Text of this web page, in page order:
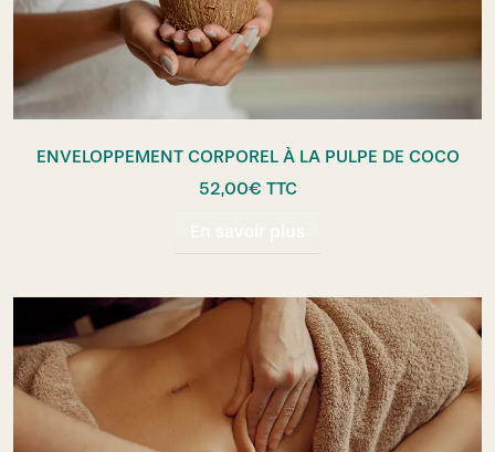
ENVELOPPEMENT CORPOREL À LA PULPE DE COCO
52,00€ TTC
En savoir plus